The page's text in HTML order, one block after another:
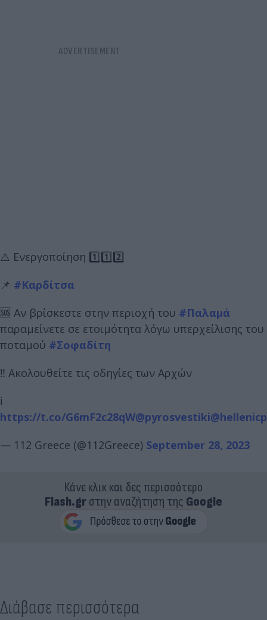
⚠️ Ενεργοποίηση 1️⃣1️⃣2️⃣
📌 #Καρδίτσα
🆘 Αν βρίσκεστε στην περιοχή του #Παλαμά
παραμείνετε σε ετοιμότητα λόγω υπερχείλισης του
ποταμού #Σοφαδίτη
‼️ Ακολουθείτε τις οδηγίες των Αρχών
ℹ️
https://t.co/G6mF2c28qW@pyrosvestiki
— 112 Greece (@112Greece) September 28, 2023
Κάνε κλικ και δες περισσότερο
Flash.grστην αναζήτηση της Google
Διάβασε περισσότερα